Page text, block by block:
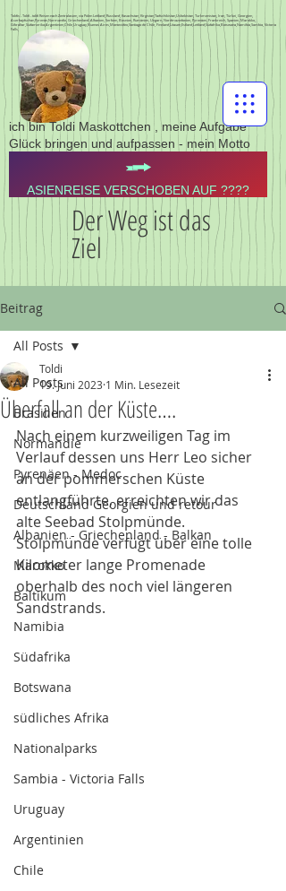
ich bin Toldi Maskottchen , meine Aufgabe
Glück bringen und aufpassen - mein Motto
Toldis - Toldi - toldi Reisen nach Zentralasien, via Polen Lettland, Russland, Kasachstan, Kirgistan,Tadschikistan,Usbekistan, Turkmenistan, Iran, Türkei, Georgien,
Aserbajdschan,Pyrenän,Normandie, Griechenland, Albanien, Serbien, Bosnien, Rumänien, Ungarn, Nordmazedonien, Pyrenäen, Frankreich, Spanien, Marokko,
Gibraltar,Südamerika,Argentinien,Chile,Uruguay,Buenos Aires,Montevideo,Santiago de Chile, Finnland,Litauen,Estland,Lettland,Südafrika,Botswana,Namibia,Sambia, Victoria
Falls,
ASIENREISE VERSCHOBEN AUF ????
Der Weg ist das
Ziel
Beitrag
All Posts
Brasilien
Normandie
Pyrenäen - Medoc
Deutschland Georgien und retour
Albanien - Griechenland - Balkan
Marokko
Baltikum
Namibia
Südafrika
Botswana
südliches Afrika
Nationalparks
Sambia - Victoria Falls
Uruguay
Argentinien
Chile
All Posts
Überfall an der Küste….
Toldi
19. Juni 2023 1 Min. Lesezeit
Nach einem kurzweiligen Tag im
Verlauf dessen uns Herr Leo sicher
an der pommerschen Küste
entlangführte, erreichten wir das
alte Seebad Stolpmünde.
Stolpmünde verfügt über eine tolle
Kilometer lange Promenade
oberhalb des noch viel längeren
Sandstrands.